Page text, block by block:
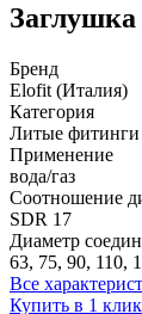
Заглушка
Бренд
Elofit (Италия)
Категория
Литые фитинги
Применение
вода/газ
Соотношение
SDR 17
Диаметр
63, 75, 90, 110,
Все
Купить в 1 клик